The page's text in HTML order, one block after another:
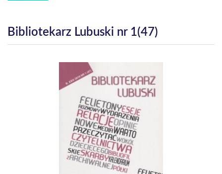
Bibliotekarz Lubuski nr 1(47)